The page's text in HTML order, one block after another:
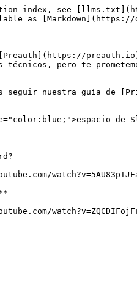
index, see
as [Markdown](https://
técnicos, pero te
seguir nuestra guía de
de